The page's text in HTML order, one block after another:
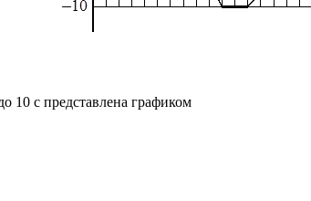
10 с представлена графиком